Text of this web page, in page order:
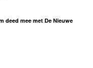
deed mee met De Nieuwe